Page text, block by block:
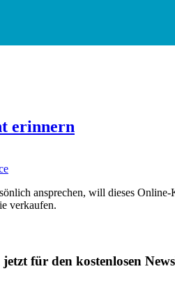
erinnern
ansprechen, will dieses
verkaufen.
für den kostenlosen